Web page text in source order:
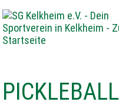
PICKLEBALL